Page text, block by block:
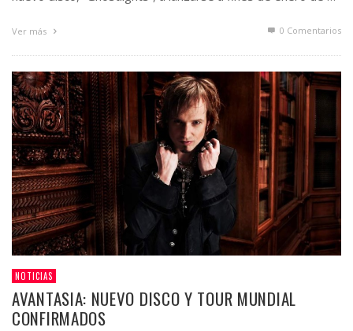
Ver más 0 Comentarios
NOTICIAS
AVANTASIA: NUEVO DISCO Y TOUR MUNDIAL
CONFIRMADOS